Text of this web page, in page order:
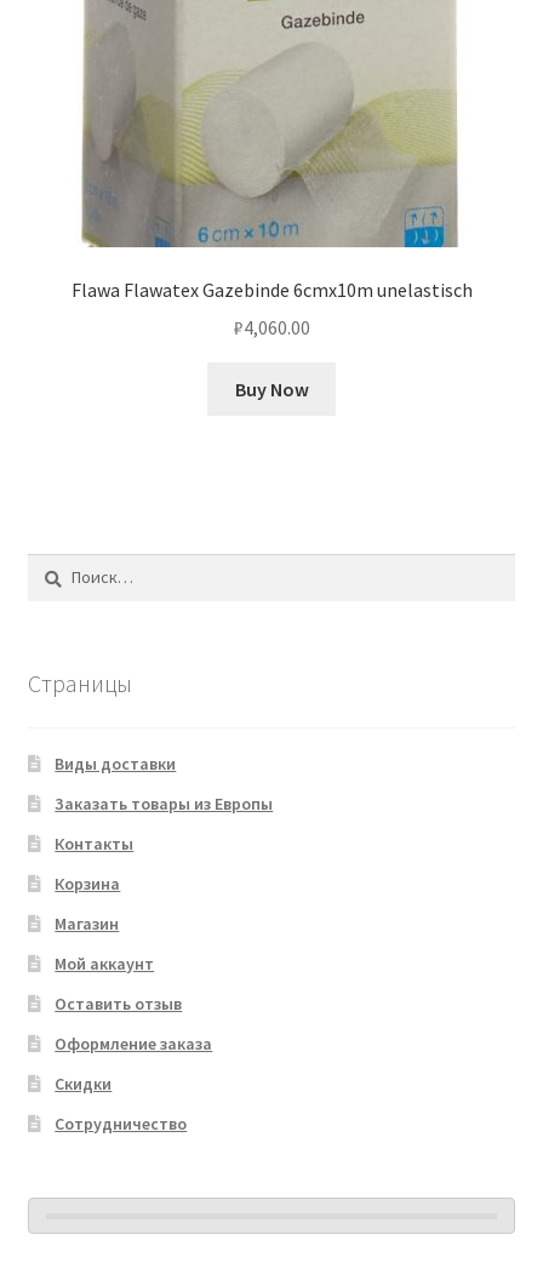
Flawa Flawatex Gazebinde 6cmx10m unelastisch
₽4,060.00
Buy Now
Найти:
Страницы
Виды доставки
Заказать товары из Европы
Контакты
Корзина
Магазин
Мой аккаунт
Оставить отзыв
Оформление заказа
Скидки
Сотрудничество